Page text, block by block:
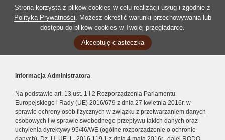
Strona korzysta z plików cookies w celu realizacji usług i zgodnie z
Polityką Prywatności. Możesz określić warunki przechowywania lub
dostępu do plików cookies w Twojej przeglądarce.
Akceptuję ciasteczka
Informacja Administratora
Na podstawie art. 13 ust. 1 i 2 Rozporządzenia Parlamentu
Europejskiego i Rady (UE) 2016/679 z dnia 27 kwietnia 2016r. w
sprawie ochrony osób fizycznych w związku z przetwarzaniem danych
osobowych i w sprawie swobodnego przepływu takich danych oraz
uchylenia dyrektywy 95/46/WE (ogólne rozporządzenie o ochronie